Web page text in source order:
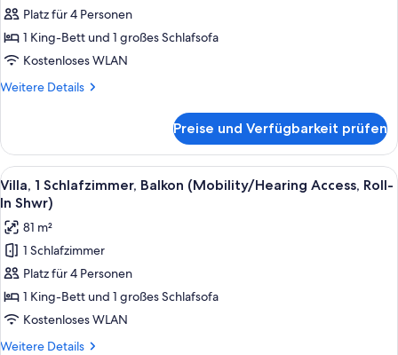
Schlafzimmer,
Balkon
(Mobility
Accessible,
Shower)
anzeigen
Platz für 4 Personen
1 King-Bett und 1 großes Schlafsofa
Kostenloses WLAN
Weitere Details
Weitere
1
Schlafzimmer,
Balkon
(Mobility
Accessible,
Roll-
In
Shower)
Preise und Verfügbarkeit prüfen
Alle
Fotos
für
Villa,
Schlafzimmer,
Balkon
(Mobility/Hearing
Access,
Ein modernes Hotelzimmer mit
9
Villa, 1 Schlafzimmer, Balkon (Mobility/Hearing Access, Roll-
In Shwr)
81 m²
1 Schlafzimmer
Platz für 4 Personen
1 King-Bett und 1 großes Schlafsofa
Kostenloses WLAN
Weitere Details
Weitere